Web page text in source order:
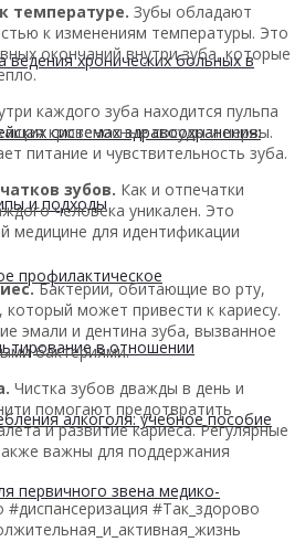
ведения хронических больных в
системах здравоохранения:
и подходы
профилактическое
в отношении
алкоголя: учебное пособие
первичного звена медико-
температуре. Зубы обладают
к изменениям температуры. Это
окончаний внутри зуба, которые
каждого зуба находится пульпа
кровеносные сосуды и нервы.
питание и чувствительность зуба.
зубов. Как и отпечатки
человека уникален. Это
медицине для идентификации
Бактерии, обитающие во рту,
может привести к кариесу.
эмали и дентина зуба, вызванное
бактериями.
Чистка зубов дважды в день и
помогают предотвратить
и развитие кариеса. Регулярные
важны для поддержания
#диспансеризация #Так_здорово